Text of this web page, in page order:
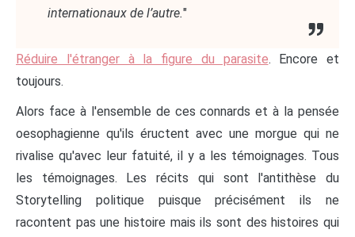
internationaux de l’autre."
Réduire l'étranger à la figure du parasite. Encore et
toujours.
Alors face à l'ensemble de ces connards et à la pensée
oesophagienne qu'ils éructent avec une morgue qui ne
rivalise qu'avec leur fatuité, il y a les témoignages. Tous
les témoignages. Les récits qui sont l'antithèse du
Storytelling politique puisque précisément ils ne
racontent pas une histoire mais ils sont des histoires qui